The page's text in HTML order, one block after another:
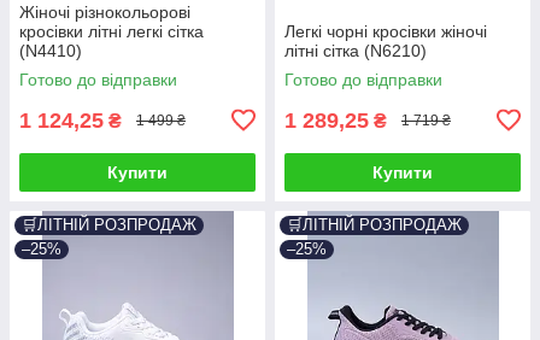
Жіночі різнокольорові
кросівки літні легкі сітка
(N4410)
Готово до відправки
1 124,25 ₴ 1 499 ₴
Купити
Легкі чорні кросівки жіночі
літні сітка (N6210)
Готово до відправки
1 289,25 ₴ 1 719 ₴
Купити
🛒ЛІТНІЙ РОЗПРОДАЖ
–25%
🛒ЛІТНІЙ РОЗПРОДАЖ
–25%